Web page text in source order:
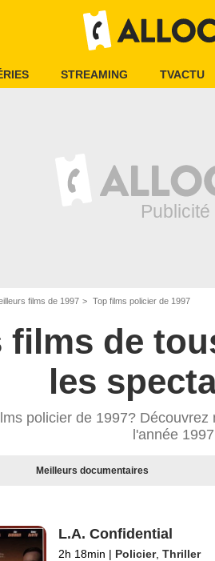
STREAMING TVACTU
films de 1997 Top films policier de 1997
films de
les
policier de 1997?
l'année
Meilleurs documentaires
L.A. Confidential
2h 18min | Policier, Thriller